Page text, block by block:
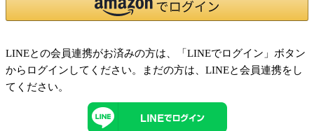
LINEとの会員連携がお済みの方は、「LINEでログイン」ボタン
からログインしてください。まだの方は、 LINEと会員連携をし
てください。